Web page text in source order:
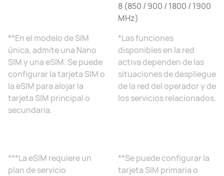
**En el modelo de SIM
única, admite una Nano
SIM y una eSIM. Se puede
configurar la tarjeta SIM o
la eSIM para alojar la
tarjeta SIM principal o
secundaria.
***La eSIM requiere un
plan de servicio
8 (850 / 900 / 1800 / 1900
MHz)
*Las funciones
disponibles en la red
activa dependen de las
situaciones de despliegue
de la red del operador y de
los servicios relacionados.
**Se puede configurar la
tarjeta SIM primaria o